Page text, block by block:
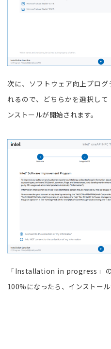
次に、ソフトウェア向上プロ
れるので、どちらかを選択し
ンストールが開始されます。
「Installation in progress」
100%になったら、インストール